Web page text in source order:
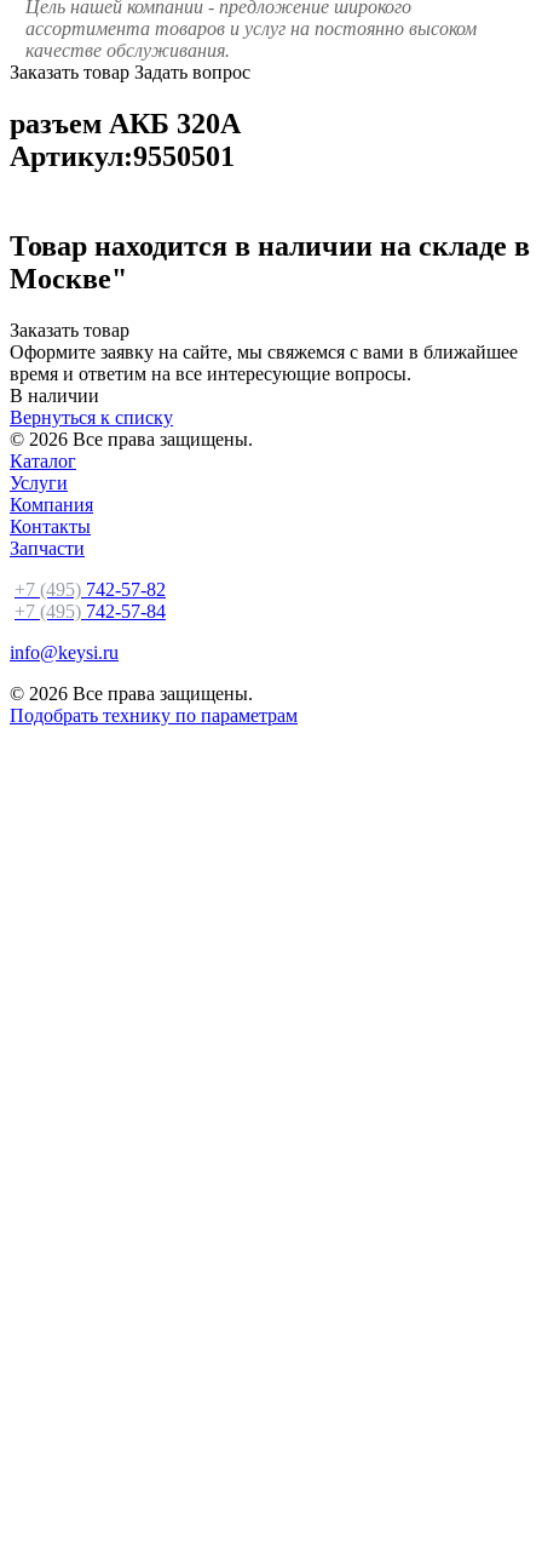
Цель нашей компании - предложение широкого
ассортимента товаров и услуг на постоянно высоком
качестве обслуживания.
Заказать товар Задать вопрос
разъем АКБ 320А
Артикул:9550501
Товар находится в наличии на складе в
Москве"
Заказать товар
Оформите заявку на сайте, мы свяжемся с вами в ближайшее
время и ответим на все интересующие вопросы.
В наличии
Вернуться к списку
© 2026 Все права защищены.
Каталог
Услуги
Компания
Контакты
Запчасти
+7 (495) 742-57-82
+7 (495) 742-57-84
info@keysi.ru
© 2026 Все права защищены.
Подобрать технику по параметрам